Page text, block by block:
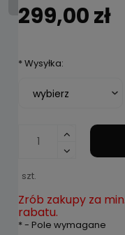
299,00 zł
*Wysyłka:
szt.
Zrób zakupy za
rabatu.
*- Pole wymagane